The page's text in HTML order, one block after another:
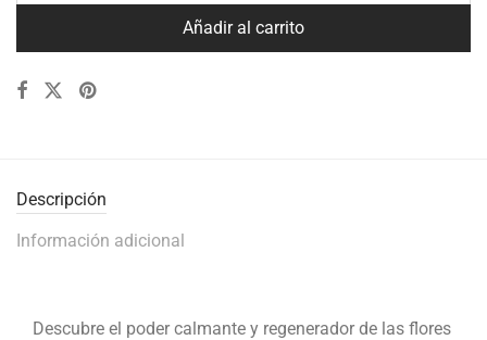
Añadir al carrito
Descripción
Información adicional
Descubre el poder calmante y regenerador de las flores